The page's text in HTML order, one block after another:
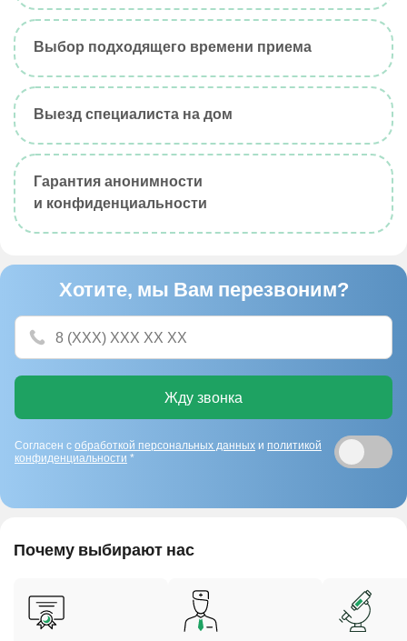
Выбор подходящего времени приема
Выезд специалиста на дом
Гарантия анонимности
и конфиденциальности
Хотите, мы Вам перезвоним?
Жду звонка
Согласен с обработкой персональных данных и политикой
конфиденциальности *
Почему выбирают нас